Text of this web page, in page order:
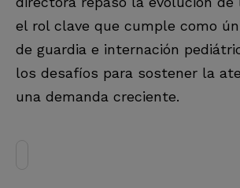
el rol clave que cumple como
de guardia e internación
los desafíos para sostener la
una demanda creciente.